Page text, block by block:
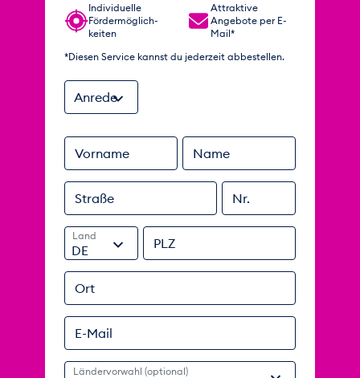
Individuelle
Förder­möglich­
keiten
Attraktive
Angebote per E-
Mail*
*Diesen Service kannst du jederzeit abbestellen.
Anrede
Vorname Name
Straße Nr.
Land
DE PLZ
Ort
E-Mail
Ländervorwahl (optional)